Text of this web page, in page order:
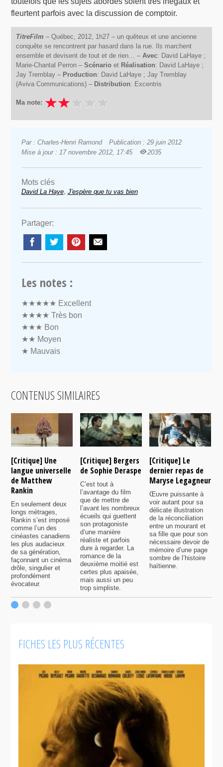
fleurtent parfois avec la discussion de comptoir.
TitreFilm – Québec, 2012, 1h27 – un quêteux et une ancienne
conquête se rencontrent par hasard dans la rue. Ils marchent
ensemble et devisent de tout et de rien… – Avec: David LaHaye ;
Marie-Chantal Perron –Scénario et Réalisation: David LaHaye ;
Jay Tremblay – Production: David LaHaye ; Jay Tremblay
(Aviva Communications) – Distribution: Excentris
Ma note:
Par : Charles-Henri Ramond
Publication : 29 juin 2012
Mise à jour : 17 novembre 2012, 17:45
2035
Mots clés
David La Haye, J'espère que tu vas bien
Partager:
Les notes :
★★★★★ Excellent
★★★★ Très bon
★★★ Bon
★★ Moyen
★ Mauvais
CONTENUS SIMILAIRES
[Critique] Une
langue universelle
de Matthew
Rankin
En seulement deux
longs métrages,
Rankin s’est imposé
comme l’un des
cinéastes canadiens
les plus audacieux
de sa génération,
façonnant un cinéma
drôle, singulier et
profondément
évocateur.
[Critique] Bergers
de Sophie Deraspe
C’est tout à
l’avantage du film
que de mettre de
l’avant les nombreux
écueils qui guettent
son protagoniste
d’une manière
réaliste et parfois
dure à regarder. La
romance de la
deuxième moitié est
certes plus apaisée,
mais aussi un peu
trop simpliste.
[Critique] Le
dernier repas de
Maryse Legagneur
Œuvre puissante à
voir autant pour sa
délicate illustration
de la réconciliation
entre un mourant et
sa fille que pour son
nécessaire devoir de
mémoire d’une page
sombre de l’histoire
haïtienne.
FICHES LES PLUS RÉCENTES